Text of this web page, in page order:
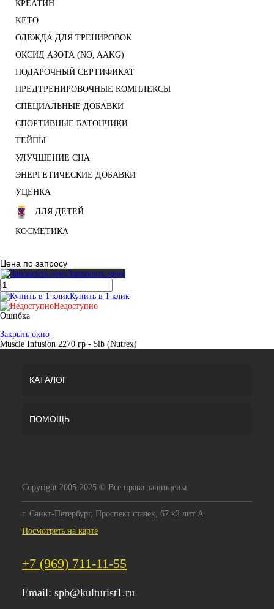
КРЕАТИН
KETO
ОДЕЖДА ДЛЯ ТРЕНИРОВОК
ОКСИД АЗОТА (NO, AAKG)
ПОДАРОЧНЫЙ СЕРТИФИКАТ
ПРЕДТРЕНИРОВОЧНЫЕ КОМПЛЕКСЫ
СПЕЦИАЛЬНЫЕ ДОБАВКИ
СПОРТИВНЫЕ БАТОНЧИКИ
ТЕЙПЫ
УЛУЧШЕНИЕ СНА
ЭНЕРГЕТИЧЕСКИЕ ДОБАВКИ
УЦЕНКА
ДЛЯ ДЕТЕЙ
КОСМЕТИКА
Цена по запросу
Запросить цену
Купить в 1 клик
Недоступно
Ошибка
Закрыть окно
Muscle Infusion 2270 гр - 5lb (Nutrex)
КАТАЛОГ
ПОМОЩЬ
Copyright 2005-2025 © Все права защищены.
г. Санкт-Петербург, Проспект стачек, 67 к2 лит А
Посмотреть на карте
+7 (969) 711-11-55
Email: spb@kulturist1.ru